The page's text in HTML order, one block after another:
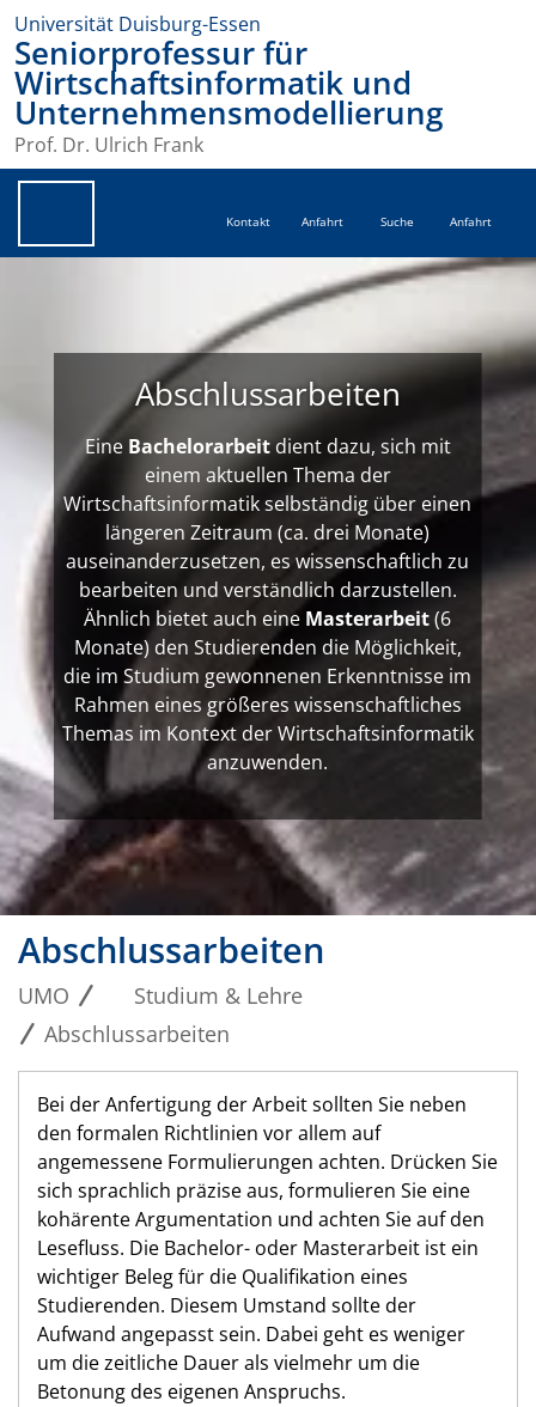
Universität Duisburg-Essen
Seniorprofessur für
Wirtschaftsinformatik und
Unternehmensmodellierung
Prof. Dr. Ulrich Frank
Kontakt Anfahrt Suche Anfahrt
Abschlussarbeiten
Eine Bachelorarbeitdient dazu, sich mit
einem aktuellen Thema der
Wirtschaftsinformatik selbständig über einen
längeren Zeitraum (ca. drei Monate)
auseinanderzusetzen, es wissenschaftlich zu
bearbeiten und verständlich darzustellen.
Ähnlich bietet auch eine Masterarbeit(6
Monate) den Studierenden die Möglichkeit,
die im Studium gewonnenen Erkenntnisse im
Rahmen eines größeres wissenschaftliches
Themas im Kontext der Wirtschaftsinformatik
anzuwenden.
Abschlussarbeiten
UMO
Studium & Lehre
Abschlussarbeiten
Bei der Anfertigung der Arbeit sollten Sie neben
den formalen Richtlinien vor allem auf
angemessene Formulierungen achten. Drücken Sie
sich sprachlich präzise aus, formulieren Sie eine
kohärente Argumentation und achten Sie auf den
Lesefluss. Die Bachelor- oder Masterarbeit ist ein
wichtiger Beleg für die Qualifikation eines
Studierenden. Diesem Umstand sollte der
Aufwand angepasst sein. Dabei geht es weniger
um die zeitliche Dauer als vielmehr um die
Betonung des eigenen Anspruchs.